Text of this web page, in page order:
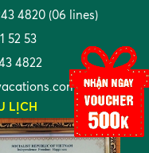
4820 (06 lines)
52 53
4822
LỊCH